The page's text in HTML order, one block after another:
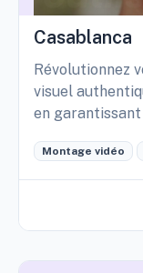
Casablanca
Révolutionnez
visuel
en
Montage vidéo